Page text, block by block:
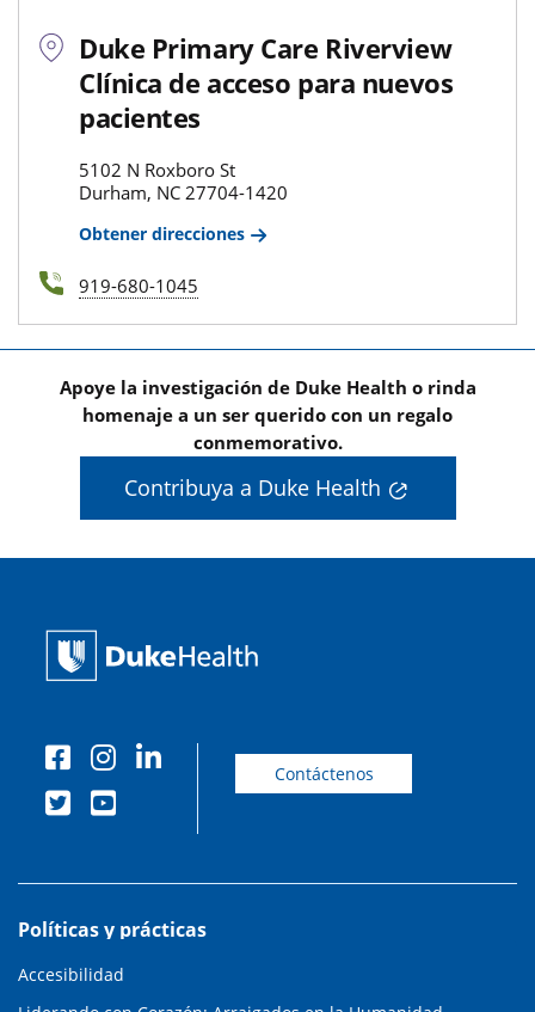
Duke Primary Care Riverview
Clínica de acceso para nuevos
pacientes
5102 N Roxboro St
Durham, NC 27704-1420
Obtener direcciones
919-680-1045
Apoye la investigación de Duke Health o rinda
homenaje a un ser querido con un regalo
conmemorativo.
Contribuya a Duke Health
Contáctenos
Políticas y prácticas
Accesibilidad